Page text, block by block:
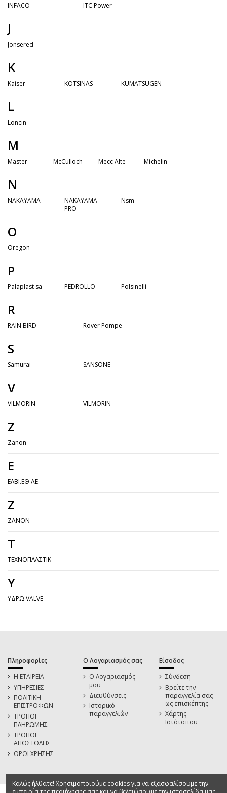
INFACO ITC Power
J
Jonsered
K
Kaiser KOTSINAS KUMATSUGEN
L
Loncin
M
Master McCulloch Mecc Alte Michelin
N
NAKAYAMA
NAKAYAMA
PRO
Nsm
O
Oregon
P
Palaplast sa PEDROLLO Polsinelli
R
RAIN BIRD Rover Pompe
S
Samurai SANSONE
V
VILMORIN VILMORIN
Z
Zanon
Ε
ΕΛΒΙ.ΕΘ ΑΕ.
Ζ
ΖΑΝΟΝ
Τ
ΤΕΧΝΟΠΛΑΣΤΙΚ
Υ
ΥΔΡΩ VALVE
Πληροφορίες
Η ΕΤΑΙΡΕΙΑ
ΥΠΗΡΕΣΙΕΣ
ΠΟΛΙΤΙΚΗ
ΕΠΙΣΤΡΟΦΩΝ
ΤΡΟΠΟΙ
ΠΛΗΡΩΜΗΣ
ΤΡΟΠΟΙ
ΑΠΟΣΤΟΛΗΣ
ΟΡΟΙ ΧΡΗΣΗΣ
Ο Λογαριασμός σας
Ο Λογαριασμός
μου
Διευθύνσεις
Ιστορικό
παραγγελιών
Είσοδος
Σύνδεση
Βρείτε την
παραγγελία σας
ως επισκέπτης
Χάρτης
Ιστότοπου
Καλώς ήλθατε! Χρησιμοποιούμε cookies για να εξασφαλίσουμε την